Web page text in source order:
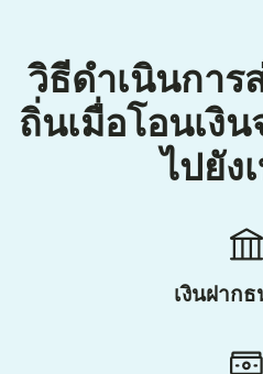
วิธีดำเนินการ
ถิ่นเมื่อโอนเงิ
ไปยัง
เงินฝาก